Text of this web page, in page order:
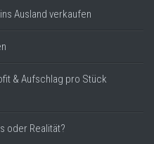
Ausland verkaufen
& Aufschlag pro Stück
oder Realität?